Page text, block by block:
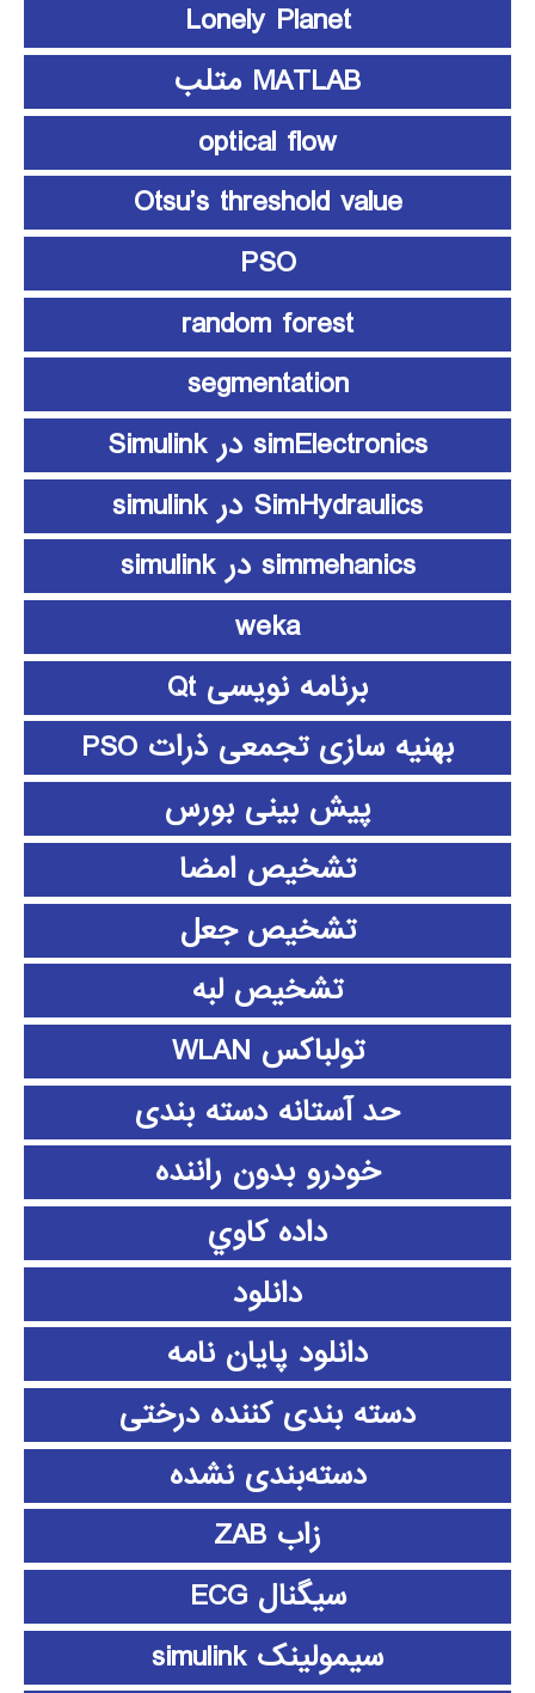
Lonely Planet
MATLAB متلب
optical flow
Otsu’s threshold value
PSO
random forest
segmentation
simElectronics در Simulink
SimHydraulics در simulink
simmehanics در simulink
weka
برنامه نویسی Qt
بهنیه سازی تجمعی ذرات PSO
پیش بینی بورس
تشخیص امضا
تشخیص جعل
تشخیص لبه
تولباکس WLAN
حد آستانه دسته بندی
خودرو بدون راننده
داده كاوي
دانلود
دانلود پايان نامه
دسته بندی کننده درختی
دسته‌بندی نشده
زاب ZAB
سیگنال ECG
سیمولینک simulink